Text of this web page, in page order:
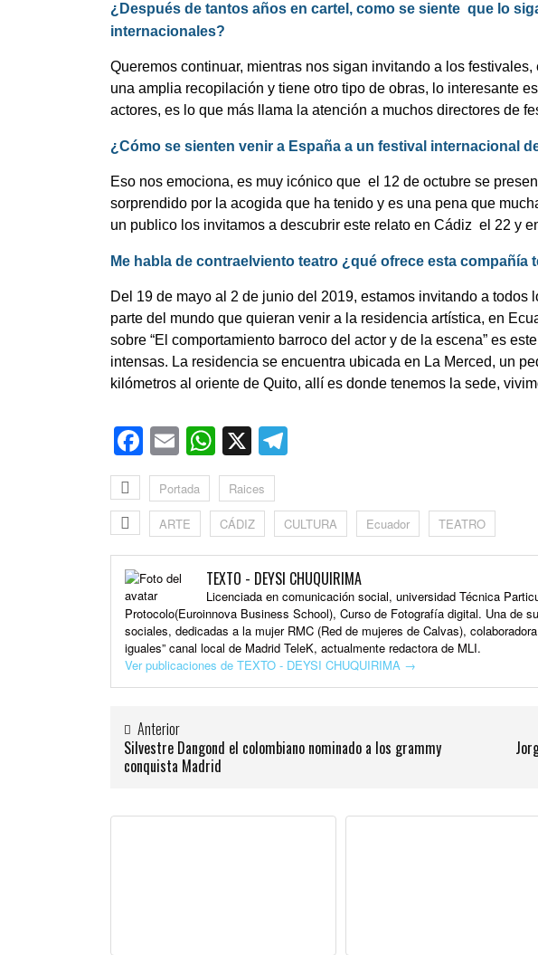
¿Después de tantos años en cartel, como se siente que lo
internacionales?
Queremos continuar, mientras nos sigan invitando a los
una amplia recopilación y tiene otro tipo de obras, lo interesante
actores, es lo que más llama la atención a muchos directores de
¿Cómo se sienten venir a España a un festival internacional
Eso nos emociona, es muy icónico que el 12 de octubre se
sorprendido por la acogida que ha tenido y es una pena que
un publico los invitamos a descubrir este relato en Cádiz el 22 y
Me habla de contraelviento teatro ¿qué ofrece esta compañía
Del 19 de mayo al 2 de junio del 2019, estamos invitando a todos
parte del mundo que quieran venir a la residencia artística, en
sobre “El comportamiento barroco del actor y de la escena” es
intensas. La residencia se encuentra ubicada en La Merced, un
kilómetros al oriente de Quito, allí es donde tenemos la sede,
Facebook
EmailWhatsApp
X
Portada Raices
ARTE CÁDIZ CULTURA Ecuador TEATRO
TEXTO - DEYSI CHUQUIRIMA
Licenciada en comunicación social, universidad Técnica
Protocolo(Euroinnova Business School), Curso de Fotografía digital. Una de
sociales, dedicadas a la mujer RMC (Red de mujeres de Calvas),
iguales” canal local de Madrid TeleK, actualmente redactora de MLI.
Ver publicaciones de TEXTO - DEYSI CHUQUIRIMA →
Anterior
Silvestre Dangond el colombiano nominado a los grammy
conquista Madrid